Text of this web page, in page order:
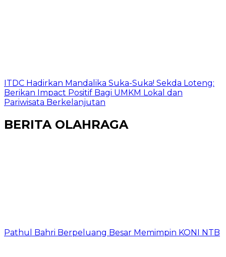
ITDC Hadirkan Mandalika Suka-Suka! Sekda Loteng:
Berikan Impact Positif Bagi UMKM Lokal dan
Pariwisata Berkelanjutan
BERITA OLAHRAGA
Pathul Bahri Berpeluang Besar Memimpin KONI NTB